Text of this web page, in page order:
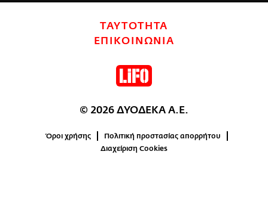
ΤΑΥΤΟΤΗΤΑ
ΕΠΙΚΟΙΝΩΝΙΑ
© 2026 ΔΥΟΔΕΚΑ Α.Ε.
Όροι χρήσης
Πολιτική προστασίας απορρήτου
Διαχείριση Cookies